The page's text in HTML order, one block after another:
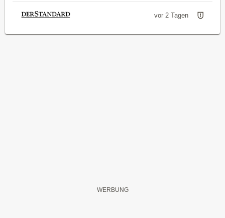
vor 2 Tagen